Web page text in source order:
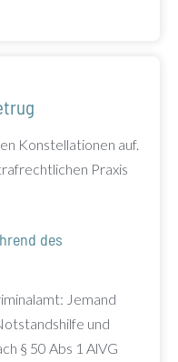
Konstellationen auf.
Praxis
des
Jemand
und
§ 50 Abs 1 AlVG